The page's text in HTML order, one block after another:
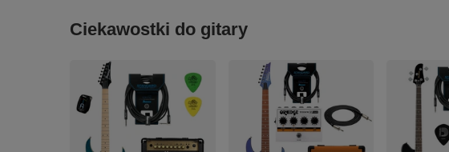
Ciekawostki do gitary